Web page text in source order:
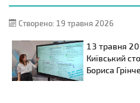
Створено: 19 травня 2026
13 травня
Київський
Бориса